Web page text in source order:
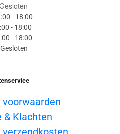
Gesloten
- 18:00
- 18:00
- 18:00
& Klachten